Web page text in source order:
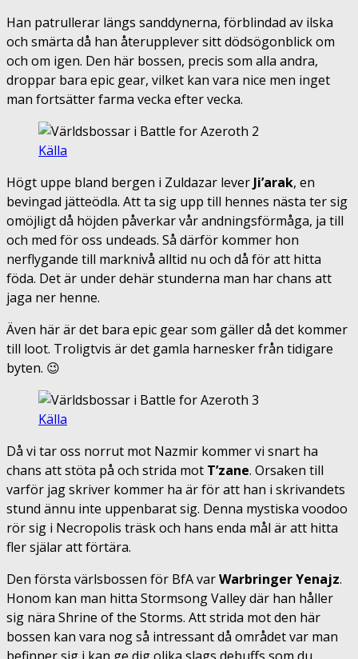
Han patrullerar längs sanddynerna, förblindad av ilska
och smärta då han återupplever sitt dödsögonblick om
och om igen. Den här bossen, precis som alla andra,
droppar bara epic gear, vilket kan vara nice men inget
man fortsätter farma vecka efter vecka.
Källa
Högt uppe bland bergen i Zuldazar lever Ji’arak, en
bevingad jätteödla. Att ta sig upp till hennes nästa ter sig
omöjligt då höjden påverkar vår andningsförmåga, ja till
och med för oss undeads. Så därför kommer hon
nerflygande till marknivå alltid nu och då för att hitta
föda. Det är under dehär stunderna man har chans att
jaga ner henne.
Även här är det bara epic gear som gäller då det kommer
till loot. Troligtvis är det gamla harnesker från tidigare
byten. 😉
Källa
Då vi tar oss norrut mot Nazmir kommer vi snart ha
chans att stöta på och strida mot T’zane. Orsaken till
varför jag skriver kommer ha är för att han i skrivandets
stund ännu inte uppenbarat sig. Denna mystiska voodoo
rör sig i Necropolis träsk och hans enda mål är att hitta
fler själar att förtära.
Den första värlsbossen för BfA varWarbringer Yenajz.
Honom kan man hitta Stormsong Valley där han håller
sig nära Shrine of the Storms. Att strida mot den här
bossen kan vara nog så intressant då området var man